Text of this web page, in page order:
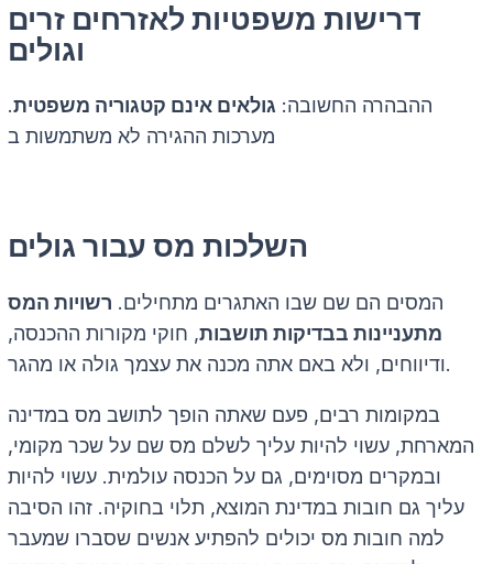
דרישות משפטיות לאזרחים זרים
וגולים
ההבהרה החשובה: גולאים אינם קטגוריה משפטית.
מערכות ההגירה לא משתמשות ב
השלכות מס עבור גולים
המסים הם שם שבו האתגרים מתחילים. רשויות המס
מתעניינות בבדיקות תושבות, חוקי מקורות ההכנסה,
ודיווחים, ולא באם אתה מכנה את עצמך גולה או מהגר.
במקומות רבים, פעם שאתה הופך לתושב מס במדינה
המארחת, עשוי להיות עליך לשלם מס שם על שכר מקומי,
ובמקרים מסוימים, גם על הכנסה עולמית. עשוי להיות
עליך גם חובות במדינת המוצא, תלוי בחוקיה. זהו הסיבה
למה חובות מס יכולים להפתיע אנשים שסברו שמעבר